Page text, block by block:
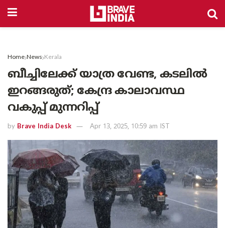
Home News Kerala
ബീച്ചിലേക്ക് യാത്ര വേണ്ട, കടലിൽ
ഇറങ്ങരുത്; കേന്ദ്ര കാലാവസ്ഥ
വകുപ്പ്‌ മുന്നറിപ്പ്
by Brave India Desk Apr 13, 2025, 10:59 am IST